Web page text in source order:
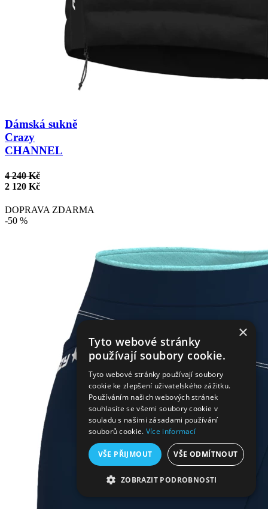
Dámská sukně
Crazy
CHANNEL
4 240 Kč
2 120 Kč
DOPRAVA ZDARMA
-50 %
×
Tyto webové stránky
používají soubory cookie.
Tyto webové stránky používají soubory
cookie ke zlepšení uživatelského zážitku.
Používáním našich webových stránek
souhlasíte se všemi soubory cookie v
souladu s našimi zásadami používání
souborů cookie. Více informací
VŠE PŘIJMOUT VŠE ODMÍTNOUT
ZOBRAZIT PODROBNOSTI